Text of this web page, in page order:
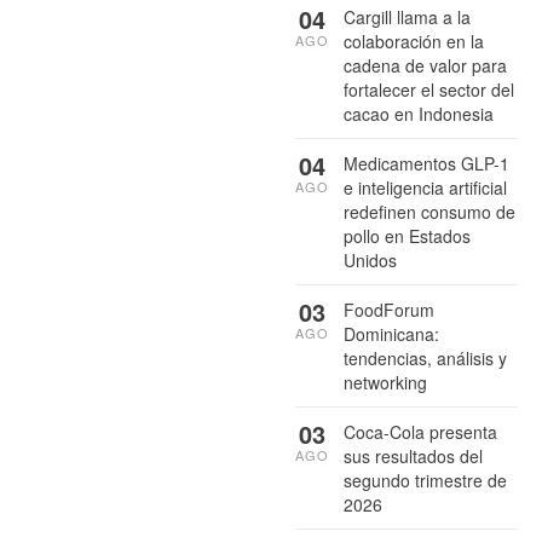
Cargill llama a la
colaboración en la
cadena de valor para
fortalecer el sector del
cacao en Indonesia
04
AGO
Medicamentos GLP-1
e inteligencia artificial
redefinen consumo de
pollo en Estados
Unidos
04
AGO
FoodForum
Dominicana:
tendencias, análisis y
networking
03
AGO
Coca-Cola presenta
sus resultados del
segundo trimestre de
2026
03
AGO